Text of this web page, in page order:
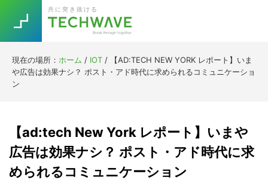
primary
navigation
main
content
primary
sidebar
footer
共に突き抜ける
現在の場所： ホーム / IOT / 【AD:TECH NEW YORK レポート】いま
や広告は効果ナシ？ ポスト・アド時代に求められるコミュニケーショ
ン
【ad:tech New York レポート】いまや
広告は効果ナシ？ ポスト・アド時代に求
められるコミュニケーション
TOPICS
Trend
Keywords
今話題の注目キーワード
5G Asana テレワーク
ニューノーマル